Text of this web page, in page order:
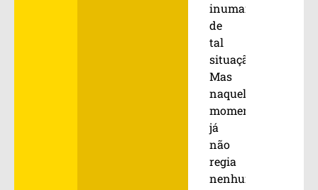
inumano
de
tal
situação.
Mas
naquele
momento
já
não
regia
nenhuma